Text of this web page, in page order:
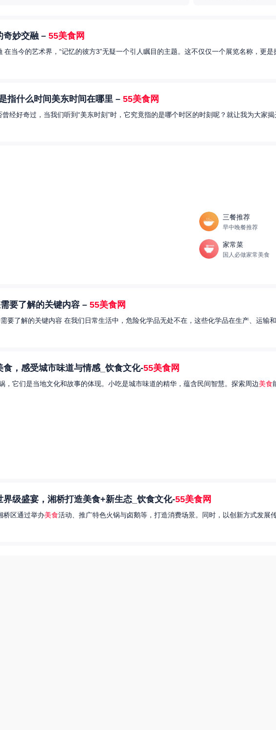
奇妙交融 – 55美食网
当今的艺术界，“记忆的彼方3”无疑一个引人瞩目的主题。这不仅仅一个展览名称，更
指什么时间美东时间在哪里 – 55美食网
经好奇过，当我们听到“美东时刻”时，它究竟指的是哪个时区的时刻呢？就让我为大家
三餐推荐
早中晚餐推荐
家常菜
国人必做家常美食
要了解的关键内容 – 55美食网
要了解的关键内容 在我们日常生活中，危险化学品无处不在，这些化学品在生产、运输
，感受城市味道与情感_饮食文化-55美食网
，它们是当地文化和故事的体现。小吃是城市味道的精华，蕴含民间智慧。探索周边美食
级盛宴，湘桥打造美食+新生态_饮食文化-55美食网
桥区通过举办美食活动、推广特色火锅与卤鹅等，打造消费场景。同时，以创新方式发展